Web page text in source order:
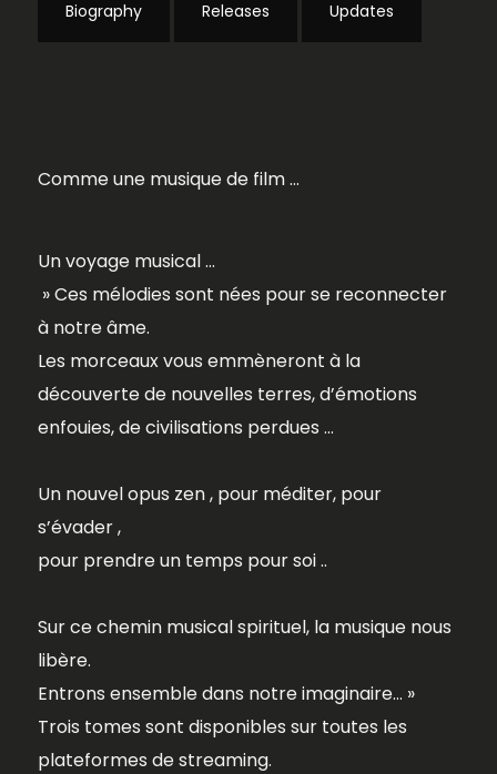
Biography Releases Updates
Comme une musique de film …
Un voyage musical ...
» Ces mélodies sont nées pour se reconnecter
à notre âme.
Les morceaux vous emmèneront à la
découverte de nouvelles terres, d’émotions
enfouies, de civilisations perdues …
Un nouvel opus zen , pour méditer, pour
s’évader ,
pour prendre un temps pour soi ..
Sur ce chemin musical spirituel, la musique nous
libère.
Entrons ensemble dans notre imaginaire… »
Trois tomes sont disponibles sur toutes les
plateformes de streaming.